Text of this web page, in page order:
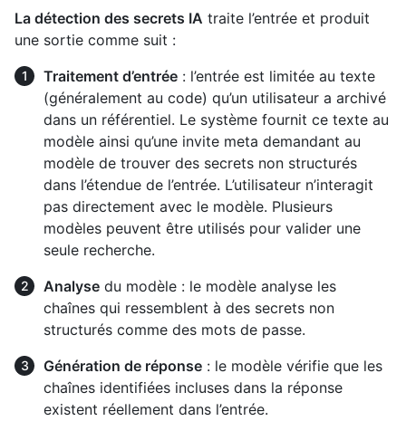
La détection des secrets IA traite l’entrée et produit
une sortie comme suit :
Traitement d’entrée : l’entrée est limitée au texte
(généralement au code) qu’un utilisateur a archivé
dans un référentiel. Le système fournit ce texte au
modèle ainsi qu’une invite meta demandant au
modèle de trouver des secrets non structurés
dans l’étendue de l’entrée. L’utilisateur n’interagit
pas directement avec le modèle. Plusieurs
modèles peuvent être utilisés pour valider une
seule recherche.
Analyse du modèle : le modèle analyse les
chaînes qui ressemblent à des secrets non
structurés comme des mots de passe.
Génération de réponse : le modèle vérifie que les
chaînes identifiées incluses dans la réponse
existent réellement dans l’entrée.